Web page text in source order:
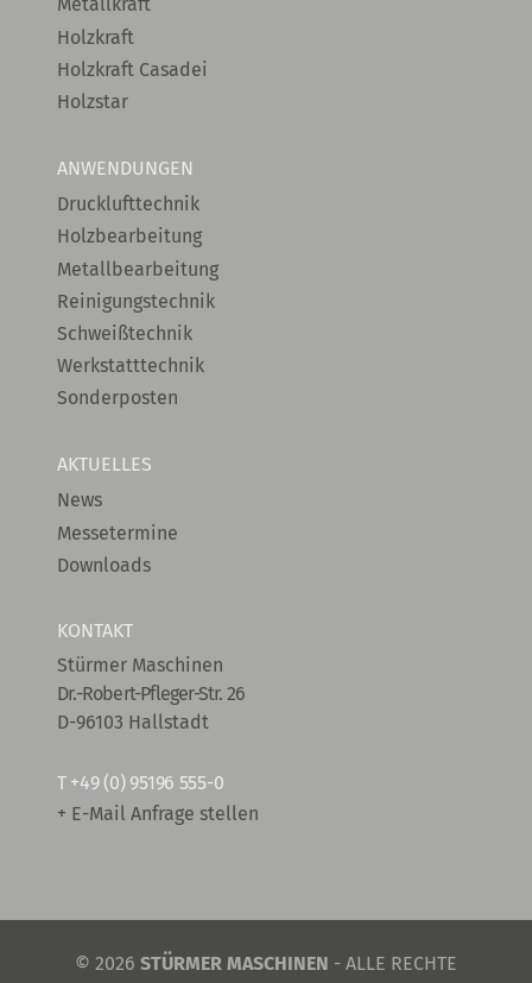
Metallkraft
Holzkraft
Holzkraft Casadei
Holzstar
ANWENDUNGEN
Drucklufttechnik
Holzbearbeitung
Metallbearbeitung
Reinigungstechnik
Schweißtechnik
Werkstatttechnik
Sonderposten
AKTUELLES
News
Messetermine
Downloads
KONTAKT
Stürmer Maschinen
Dr.-Robert-Pfleger-Str. 26
D-96103 Hallstadt
T +49 (0) 95196 555-0
+ E-Mail Anfrage stellen
© 2026 STÜRMER MASCHINEN - ALLE RECHTE